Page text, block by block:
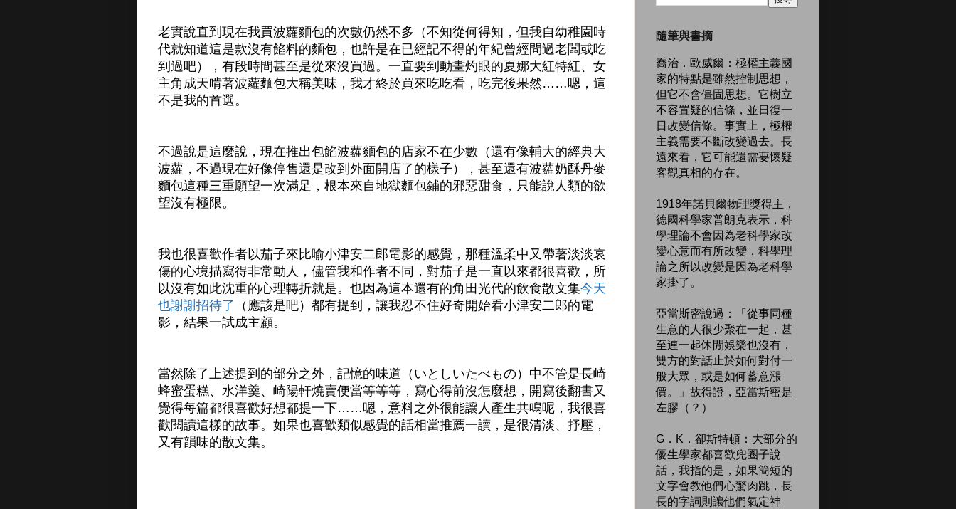
老實說直到現在我買波蘿麵包的次數仍然不多（不知從何得知，但我自幼稚園時
代就知道這是款沒有餡料的麵包，也許是在已經記不得的年紀曾經問過老闆或吃
到過吧），有段時間甚至是從來沒買過。一直要到動畫灼眼的夏娜大紅特紅、女
主角成天啃著波蘿麵包大稱美味，我才終於買來吃吃看，吃完後果然……嗯，這
不是我的首選。
不過說是這麼說，現在推出包餡波蘿麵包的店家不在少數（還有像輔大的經典大
波蘿，不過現在好像停售還是改到外面開店了的樣子），甚至還有波蘿奶酥丹麥
麵包這種三重願望一次滿足，根本來自地獄麵包鋪的邪惡甜食，只能說人類的欲
望沒有極限。
我也很喜歡作者以茄子來比喻小津安二郎電影的感覺，那種溫柔中又帶著淡淡哀
傷的心境描寫得非常動人，儘管我和作者不同，對茄子是一直以來都很喜歡，所
以沒有如此沈重的心理轉折就是。也因為這本還有的角田光代的飲食散文集今天
也謝謝招待了 （應該是吧）都有提到，讓我忍不住好奇開始看小津安二郎的電
影，結果一試成主顧。
當然除了上述提到的部分之外，記憶的味道（いとしいたべもの）中不管是長崎
蜂蜜蛋糕、水洋羹、崎陽軒燒賣便當等等等，寫心得前沒怎麼想，開寫後翻書又
覺得每篇都很喜歡好想都提一下……嗯，意料之外很能讓人產生共鳴呢，我很喜
歡閱讀這樣的故事。如果也喜歡類似感覺的話相當推薦一讀，是很清淡、抒壓，
又有韻味的散文集。
隨筆與書摘
喬治．歐威爾：極權主義國
家的特點是雖然控制思想，
但它不會僵固思想。它樹立
不容置疑的信條，並日復一
日改變信條。事實上，極權
主義需要不斷改變過去。長
遠來看，它可能還需要懷疑
客觀真相的存在。
1918年諾貝爾物理獎得主，
德國科學家普朗克表示，科
學理論不會因為老科學家改
變心意而有所改變，科學理
論之所以改變是因為老科學
家掛了。
亞當斯密說過：「從事同種
生意的人很少聚在一起，甚
至連一起休閒娛樂也沒有，
雙方的對話止於如何對付一
般大眾，或是如何蓄意漲
價。」故得證，亞當斯密是
左膠（？）
G．K．卻斯特頓：大部分的
優生學家都喜歡兜圈子說
話，我指的是，如果簡短的
文字會教他們心驚肉跳，長
長的字詞則讓他們氣定神